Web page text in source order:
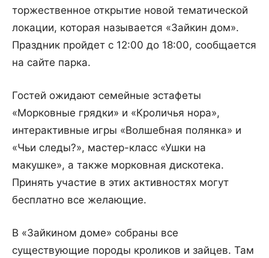
торжественное открытие новой тематической
локации, которая называется «Зайкин дом».
Праздник пройдет с 12:00 до 18:00, сообщается
на сайте парка.
Гостей ожидают семейные эстафеты
«Морковные грядки» и «Кроличья нора»,
интерактивные игры «Волшебная полянка» и
«Чьи следы?», мастер-класс «Ушки на
макушке», а также морковная дискотека.
Принять участие в этих активностях могут
бесплатно все желающие.
В «Зайкином доме» собраны все
существующие породы кроликов и зайцев. Там